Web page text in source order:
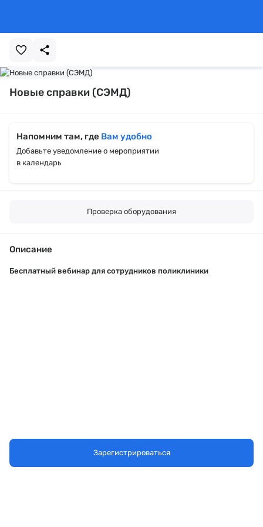
Новые справки (СЭМД)
Напомним там, где Вам удобно
Добавьте уведомление о мероприятии
в календарь
Проверка оборудования
Описание
Бесплатный вебинар для сотрудников поликлиники
Зарегистрироваться